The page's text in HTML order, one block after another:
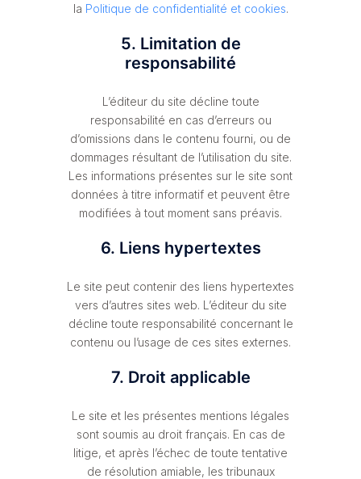
la Politique de confidentialité et cookies.
5. Limitation de
responsabilité
L’éditeur du site décline toute
responsabilité en cas d’erreurs ou
d’omissions dans le contenu fourni, ou de
dommages résultant de l’utilisation du site.
Les informations présentes sur le site sont
données à titre informatif et peuvent être
modifiées à tout moment sans préavis.
6. Liens hypertextes
Le site peut contenir des liens hypertextes
vers d’autres sites web. L’éditeur du site
décline toute responsabilité concernant le
contenu ou l’usage de ces sites externes.
7. Droit applicable
Le site et les présentes mentions légales
sont soumis au droit français. En cas de
litige, et après l’échec de toute tentative
de résolution amiable, les tribunaux